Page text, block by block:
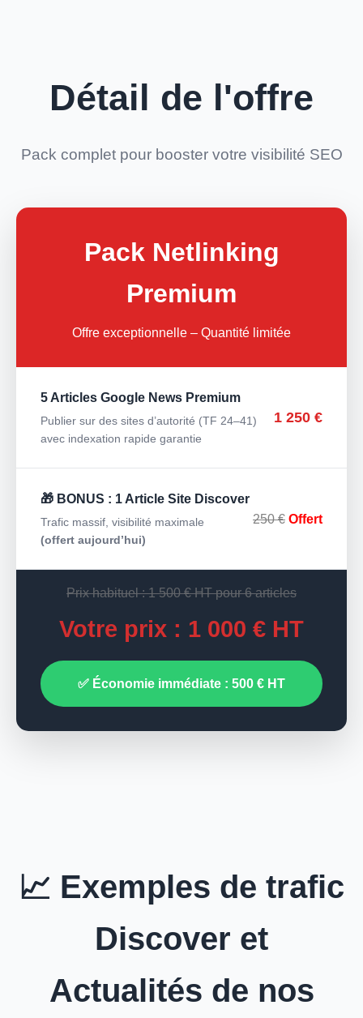
Détail de l'offre
Pack complet pour booster votre visibilité SEO
Pack Netlinking
Premium
Offre exceptionnelle – Quantité limitée
5 Articles Google News Premium
Publier sur des sites d’autorité (TF 24–41)
avec indexation rapide garantie
1 250 €
🎁 BONUS : 1 Article Site Discover
Trafic massif, visibilité maximale
(offert aujourd’hui)
250 € Offert
Prix habituel : 1 500 € HT pour 6 articles
Votre prix : 1 000 € HT
✅ Économie immédiate : 500 € HT
📈 Exemples de trafic
Discover et
Actualités de nos